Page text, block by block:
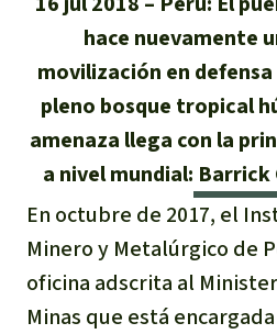
Widget
Agenda
Selva
40 años
En los
FAQ
Contacto
Español
Deutsch
English
Français
Italiano
Português
Bienestar
Defensa de la
Defensoras y
selva
Donar para una
Sudeste de
África
Latinoamérica
hace nuevamente
movilización en
pleno bosque tropical
amenaza llega con la
a nivel mundial:
En octubre de 2017, el
Minero y Metalúrgico de
oficina adscrita al
Minas que está